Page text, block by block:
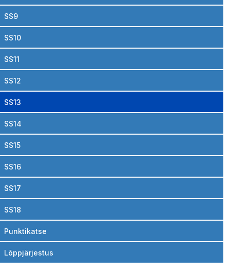
SS9
SS10
SS11
SS12
SS13
SS14
SS15
SS16
SS17
SS18
Punktikatse
Lõppjärjestus